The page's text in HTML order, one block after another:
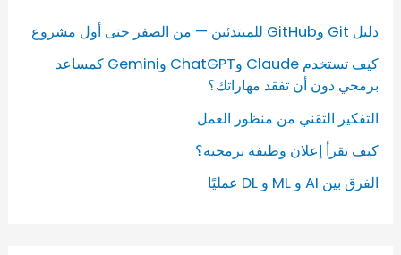
دليل Git وGitHub للمبتدئين — من الصفر حتى أول مشروع
كيف تستخدم Claude وChatGPT وGemini كمساعد
برمجي دون أن تفقد مهاراتك؟
التفكير التقني من منظور العمل
كيف تقرأ إعلان وظيفة برمجية؟
الفرق بين AI و ML و DL عمليًا